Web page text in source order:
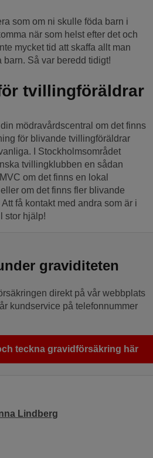
som om ni skulle föda barn i
när som helst efter det och
mycket tid att skaffa allt man
barn. Så var beredd tidigt!
tvillingföräldrar
mödravårdscentral om det finns
för blivande tvillingföräldrar
I Stockholmsområdet
tvillingklubben en sådan
om det finns en lokal
om det finns fler blivande
få kontakt med andra som är i
stor hjälp!
graviditeten
direkt på vår webbplats
kundservice på telefonnummer
teckna gravidförsäkring här
Lindberg